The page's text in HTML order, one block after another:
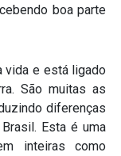
boa parte
vida e está ligado
São muitas as
diferenças
Esta é uma
inteiras como